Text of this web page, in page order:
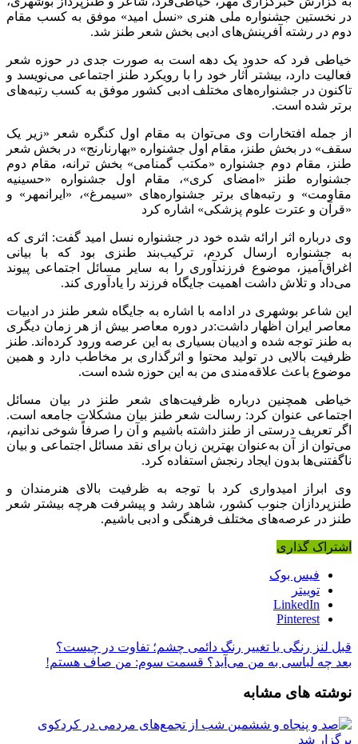
در نخستین جشنواره ملی هنری «نسل امید» موفق به کسب مقام
دوم در رشته آفرینش‌های ادبی بخش شعر طنز شد.
خیاطی فرد که حدود یک دهه است به صورت جدی در حوزه شعر
فعالیت دارد، بیشتر آثار خود را با رویکرد طنز اجتماعی می‌نویسد و
تاکنون در جشنواره‌های مختلف ادبی کشور موفق به کسب رتبه‌های
برتر شده است.
از جمله افتخارات وی می‌توان به مقام اول کنگره شعر «زیر یک
سقف» در بخش طنز، مقام اول جشنواره «بهارنارنج» در بخش شعر
طنز، مقام دوم جشنواره «مکتب گمنامی» بخش ترانه، مقام دوم
جشنواره طنز «امضای کری»، مقام اول جشنواره «حسینیه
مقاومت» و رتبه‌های برتر جشنواره‌های «سیمرغ»، «ایرانمهر» و
«قرآن و عترت علوم پزشکی» اشاره کرد
وی درباره اثر ارائه‌ شده خود در جشنواره نسل امید گفت: اثری که
به جشنواره ارسال کردم، ترکیب‌بند طنزی بود که با بیانی
اغراق‌آمیز، موضوع فرزندآوری را به سایر مسائل اجتماعی پیوند
می‌داد و تلاش داشت اهمیت جایگاه فرزند را یادآوری کند.
این شاعر بوشهری در ادامه با اشاره به جایگاه شعر طنز در ادبیات
معاصر ایران اظهار داشت:در دوره معاصر بیش از هر زمان دیگری
به طنز توجه شده و ادیبان بسیاری به این عرصه ورود کرده‌اند. طنز
ظرفیت بالایی در تولید محتوا و اثرگذاری بر مخاطب دارد و همین
موضوع باعث علاقه‌مندی من به این حوزه شده است.
خیاطی همچنین درباره ظرفیت‌های شعر طنز در بیان مسائل
اجتماعی عنوان کرد: رسالت شعر طنز بیان مشکلات جامعه است.
اگر تعریف درستی از طنز داشته باشیم و آن را صرفاً شوخی ندانیم،
می‌توان از آن به‌عنوان بهترین زبان برای نقد مسائل اجتماعی و بیان
ناگفتنی‌ها بدون ایجاد رنجش استفاده کرد.
وی ابراز امیدواری کرد با توجه به ظرفیت بالای هنرمندان و
طنزپردازان جنوب کشور، شاهد رشد و پیشرفت هرچه بیشتر شعر
طنز در عرصه‌های مختلف فرهنگی و ادبی باشیم.
اشتراک گذاری
فیس بوک
توییتر
LinkedIn
Pinterest
قبل لنز رنگی یا تغییر رنگ دائمی چشم؛ تفاوت در چیست؟
بعد چه لباسی به من می‌آید؟ قسمت سوم: من صاف هستم!
نوشته های مشابه